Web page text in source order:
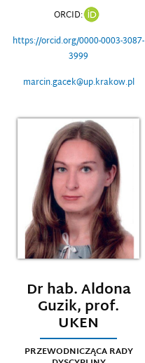
ORCID:
https://orcid.org/0000-0003-3087-
3999
marcin.gacek@up.krakow.pl
Dr hab. Aldona
Guzik, prof.
UKEN
PRZEWODNICZĄCA RADY